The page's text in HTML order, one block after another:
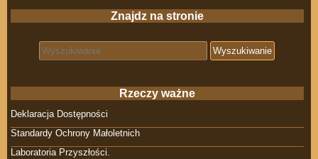
Znajdz na stronie
Search for:
Rzeczy ważne
Deklaracja Dostępności
Standardy Ochrony Małoletnich
Laboratoria Przyszłości.